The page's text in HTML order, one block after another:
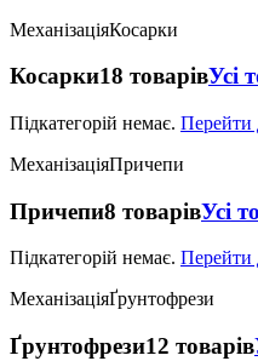
МеханізаціяКосарки
Косарки18 товарівУсі
Підкатегорій немає. Перейти
МеханізаціяПричепи
Причепи8 товарівУсі
Підкатегорій немає. Перейти
МеханізаціяҐрунтофрези
Ґрунтофрези12 товарів